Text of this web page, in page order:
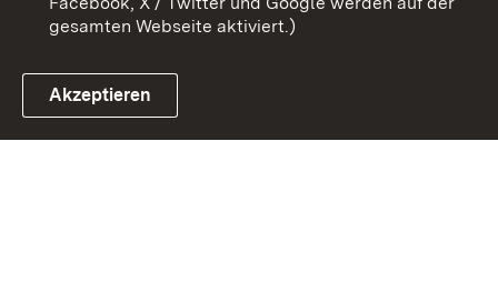
Link zum Landesportal
gesamten Webseite aktiviert.)
Akzeptieren